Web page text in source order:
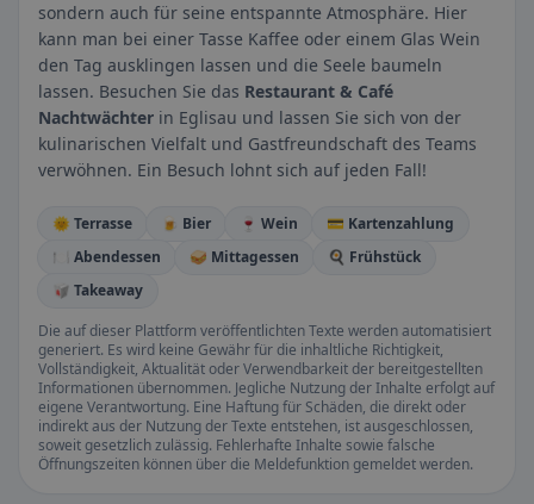
sondern auch für seine entspannte Atmosphäre. Hier
kann man bei einer Tasse Kaffee oder einem Glas Wein
den Tag ausklingen lassen und die Seele baumeln
lassen. Besuchen Sie das Restaurant & Café
Nachtwächter in Eglisau und lassen Sie sich von der
kulinarischen Vielfalt und Gastfreundschaft des Teams
verwöhnen. Ein Besuch lohnt sich auf jeden Fall!
🌞 Terrasse 🍺 Bier 🍷 Wein
💳 Kartenzahlung
🍽️ Abendessen
🥪 Mittagessen
🍳 Frühstück
🥡 Takeaway
Die auf dieser Plattform veröffentlichten Texte werden automatisiert
generiert. Es wird keine Gewähr für die inhaltliche Richtigkeit,
Vollständigkeit, Aktualität oder Verwendbarkeit der bereitgestellten
Informationen übernommen. Jegliche Nutzung der Inhalte erfolgt auf
eigene Verantwortung. Eine Haftung für Schäden, die direkt oder
indirekt aus der Nutzung der Texte entstehen, ist ausgeschlossen,
soweit gesetzlich zulässig. Fehlerhafte Inhalte sowie falsche
Öffnungszeiten können über die Meldefunktion gemeldet werden.